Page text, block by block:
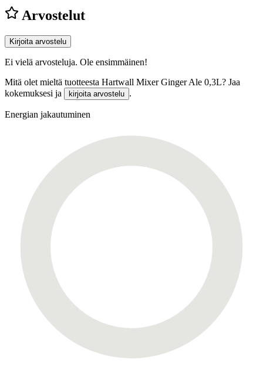
Arvostelut
Kirjoita arvostelu
Ei vielä arvosteluja. Ole ensimmäinen!
Mitä olet mieltä tuotteesta Hartwall Mixer Ginger Ale 0,3L? Jaa
kokemuksesi ja
kirjoita arvostelu .
Energian jakautuminen